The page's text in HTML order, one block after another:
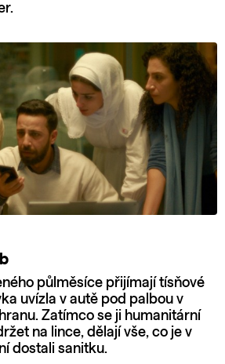
půlměsíce přijímají tísňové
uvízla v autě pod palbou v
Zatímco se ji humanitární
na lince, dělají vše, co je v
dostali sanitku.